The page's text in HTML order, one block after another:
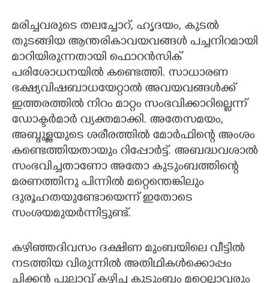
മരിച്ചവരുടെ തലച്ചോറ്, ഹൃദയം, കുടൽ
തുടങ്ങിയ ആന്തരികാവയവങ്ങൾ പച്ചനിറമായി
മാറിയിരുന്നതായി ഫൊറൻസിക്
പരിശോധനയിൽ കണ്ടെത്തി. സാധാരണ
ഭക്ഷ്യവിഷബാധയേറ്റാല്‍ അവയവങ്ങള്‍ക്ക്
ഇത്തരത്തില്‍ നിറം മാറ്റം സംഭവിക്കാറില്ലെന്ന്
ഡോക്ടര്‍മാര്‍ വ്യക്തമാക്കി. അതേസമയം,​
അബ്ദുള്ളയുടെ ശരീരത്തിൽ മോർഫിന്റെ അംശം
കണ്ടെത്തിയതായും റിപ്പോർട്ട്. അബദ്ധവശാൽ
സംഭവിച്ചതാണോ അതോ കുടുംബത്തിന്റെ
മരണത്തിനു പിന്നിൽ മറ്റെന്തെങ്കിലും
ദുരൂഹതയുണ്ടോയെന്ന് ഇതോടെ
സംശയമുയർന്നിട്ടുണ്ട്.
കഴിഞ്ഞദിവസം ദക്ഷിണ മുംബയിലെ വീട്ടില്‍
നടത്തിയ വിരുന്നില്‍ അതിഥികള്‍ക്കൊപ്പം